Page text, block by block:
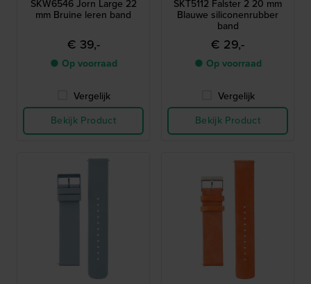
SKW6546 Jorn Large 22
mm Bruine leren band
€ 39,-
● Op voorraad
Vergelijk
Bekijk Product
SKT5112 Falster 2 20 mm
Blauwe siliconenrubber
band
€ 29,-
● Op voorraad
Vergelijk
Bekijk Product